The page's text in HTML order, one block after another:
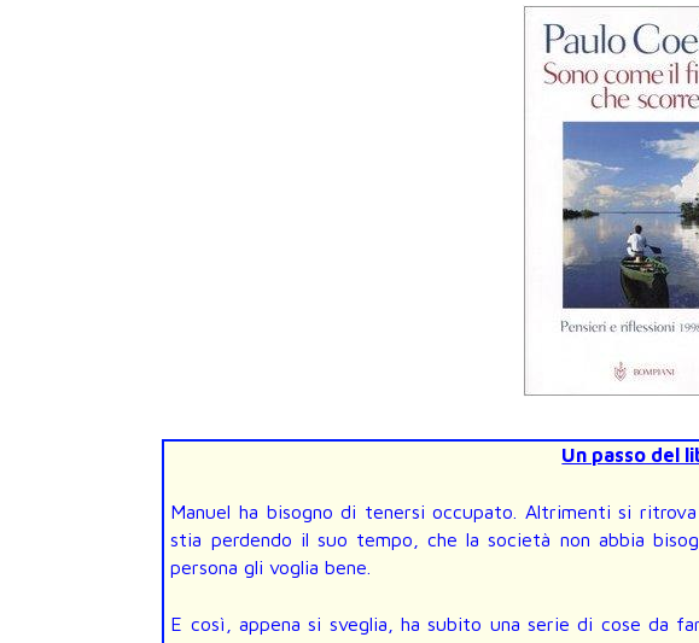
Un passo del
Manuel ha bisogno di tenersi occupato. Altrimenti si
stia perdendo il suo tempo, che la società non abbia
persona gli voglia bene.
E così, appena si sveglia, ha subito una serie di cose da